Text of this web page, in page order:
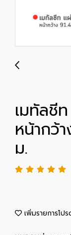
เมทัลชี
หน้ากว้
ม.
เพิ่มรายการโป